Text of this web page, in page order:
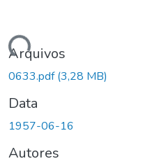
Arquivos
0633.pdf(3,28 MB)
Data
1957-06-16
Autores